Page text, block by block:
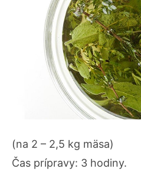
(na 2 – 2,5 kg mäsa)
Čas prípravy: 3 hodiny.